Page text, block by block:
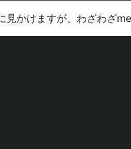
見かけますが、わざわざ